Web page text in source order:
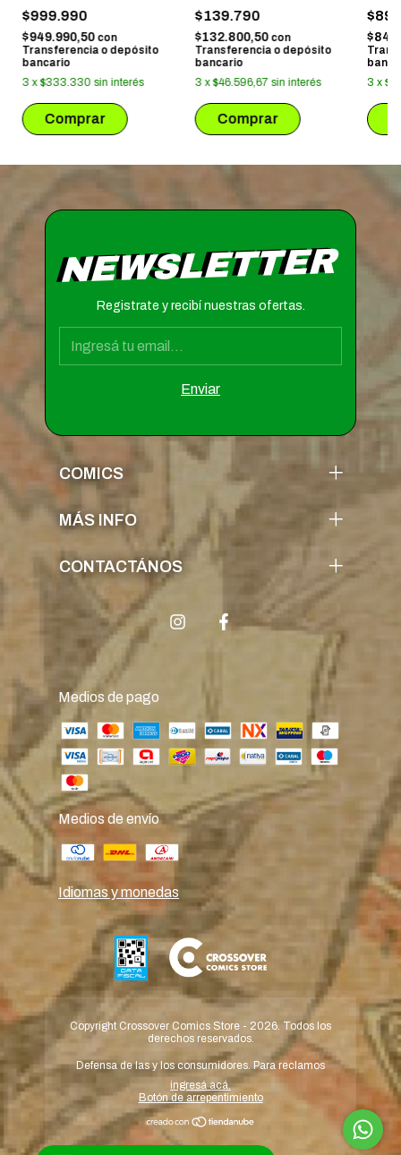
$999.990
$949.990,50 con
Transferencia o depósito
bancario
3 x$333.330 sin interés
$139.790
$132.800,50 con
Transferencia o depósito
bancario
3 x$46.596,67 sin interés
3 x
NEWSLETTER
Registrate y recibí nuestras ofertas.
COMICS
MÁS INFO
CONTACTÁNOS
Medios de pago
Medios de envío
Idiomas y monedas
Copyright Crossover Comics Store - 2026. Todos los
derechos reservados.
Defensa de las y los consumidores. Para reclamos
ingresá acá.
Botón de arrepentimiento